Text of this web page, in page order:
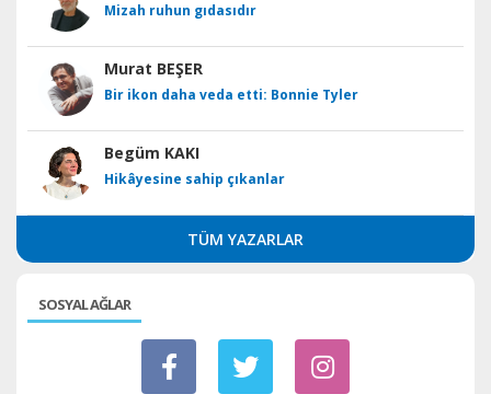
Mizah ruhun gıdasıdır
Murat BEŞER
Bir ikon daha veda etti: Bonnie Tyler
Begüm KAKI
Hikâyesine sahip çıkanlar
TÜM YAZARLAR
SOSYAL AĞLAR